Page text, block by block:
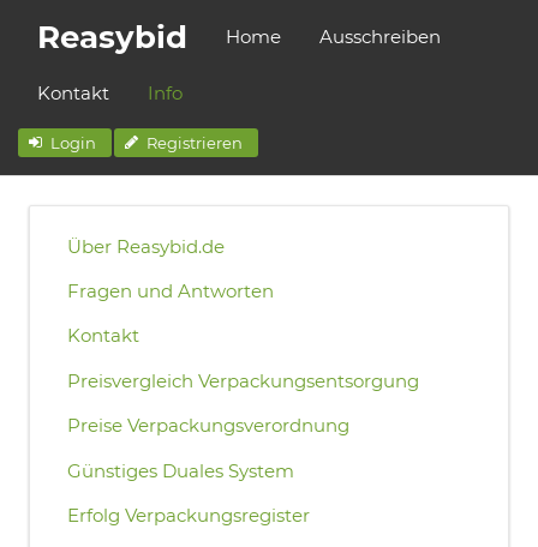
Reasybid Home Ausschreiben
Kontakt Info
Login Registrieren
Über Reasybid.de
Fragen und Antworten
Kontakt
Preisvergleich Verpackungsentsorgung
Preise Verpackungsverordnung
Günstiges Duales System
Erfolg Verpackungsregister